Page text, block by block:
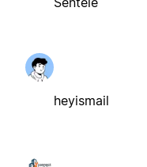
heyismail